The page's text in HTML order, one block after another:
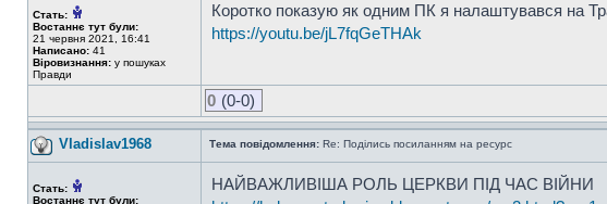
Стать:
Востаннє тут були:
21 червня 2021, 16:41
Написано: 41
Віровизнання: у пошуках
Правди
Коротко показую як одним ПК я налаштувався на
https://youtu.be/jL7fqGeTHAk
0 (0-0)
Vladislav1968 Тема повідомлення: Re: Поділись посиланням на ресурс
Стать:
Востаннє тут були:
НАЙВАЖЛИВІША РОЛЬ ЦЕРКВИ ПІД ЧАС ВІЙНИ